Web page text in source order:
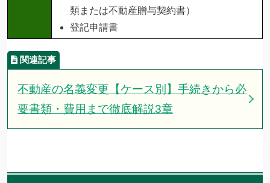
類または不動産贈与契約書）
登記申請書
不動産の名義変更【ケース別】手続きから必
要書類・費用まで徹底解説3章